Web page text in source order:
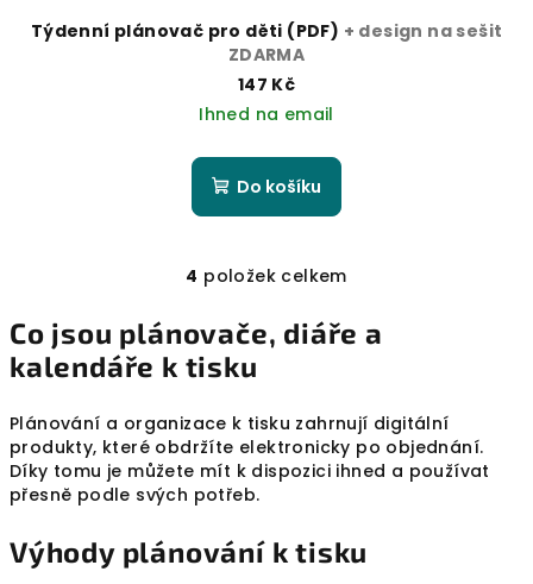
Týdenní plánovač pro děti (PDF) + design na sešit
ZDARMA
147 Kč
Ihned na email
Do košíku
O
l
a
c
í
v
4 položek celkem
Co jsou plánovače, diáře a
kalendáře k tisku
Plánování a organizace k tisku zahrnují digitální
produkty, které obdržíte elektronicky po objednání.
Díky tomu je můžete mít k dispozici ihned a používat
přesně podle svých potřeb.
Výhody plánování k tisku